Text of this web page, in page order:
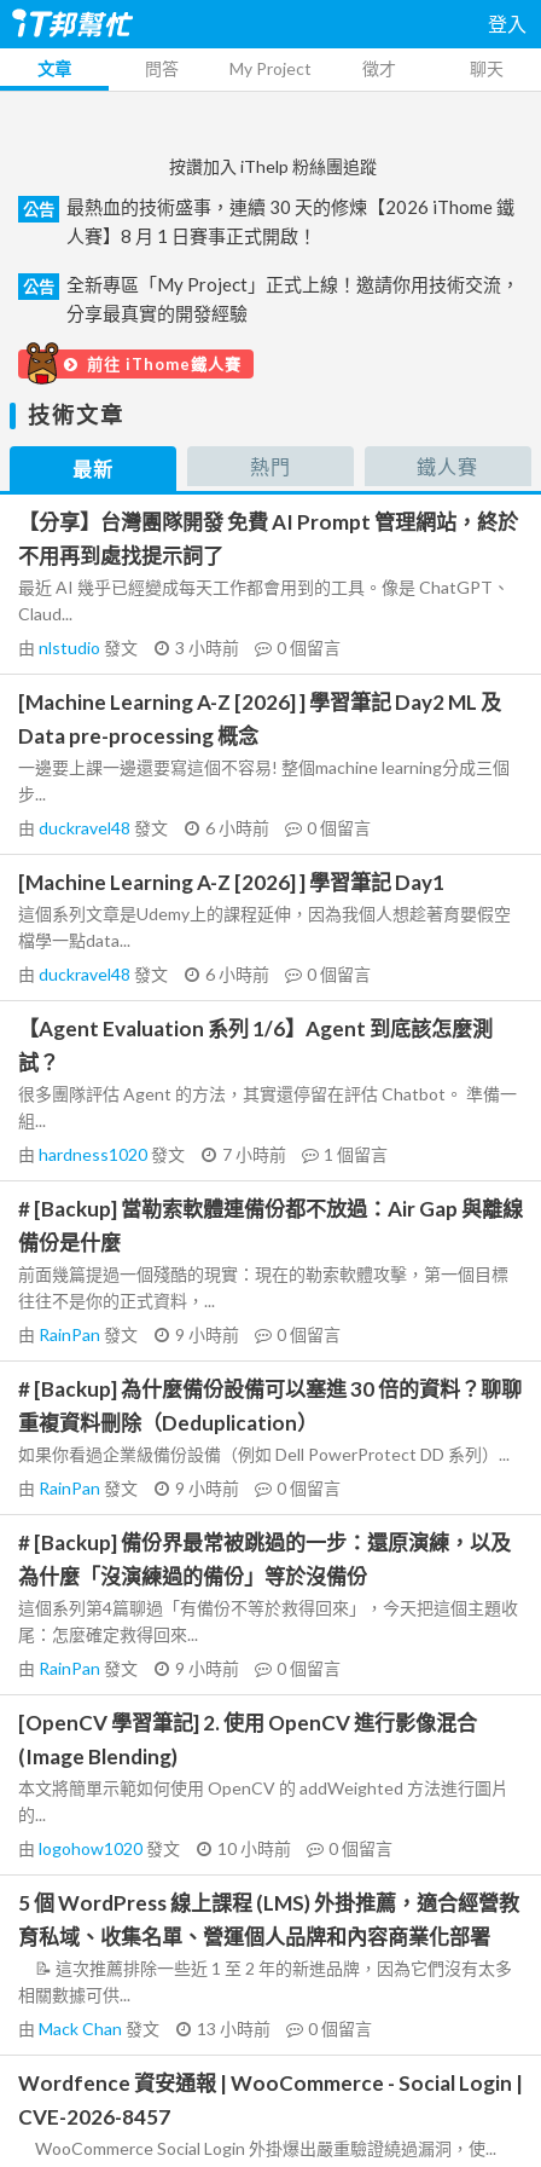
登入
文章 問答 My Project 徵才 聊天
按讚加入 iThelp 粉絲團追蹤
公告
最熱血的技術盛事，連續 30 天的修煉【2026 iThome 鐵
人賽】8 月 1 日賽事正式開啟！
公告
全新專區「My Project」正式上線！邀請你用技術交流，
分享最真實的開發經驗
前往 iThome鐵人賽
技術文章
最新 熱門 鐵人賽
【分享】台灣團隊開發 免費 AI Prompt 管理網站，終於
不用再到處找提示詞了
最近 AI 幾乎已經變成每天工作都會用到的工具。像是 ChatGPT、
Claud...
由 nlstudio 發文 3 小時前 0個留言
[Machine Learning A-Z [2026] ] 學習筆記 Day2 ML 及
Data pre-processing 概念
一邊要上課一邊還要寫這個不容易! 整個machine learning分成三個
步...
由 duckravel48 發文 6 小時前 0個留言
[Machine Learning A-Z [2026] ] 學習筆記 Day1
這個系列文章是Udemy上的課程延伸，因為我個人想趁著育嬰假空
檔學一點data...
由 duckravel48 發文 6 小時前 0個留言
【Agent Evaluation 系列 1/6】Agent 到底該怎麼測
試？
很多團隊評估 Agent 的方法，其實還停留在評估 Chatbot。 準備一
組...
由 hardness1020發文 7 小時前 1 個留言
# [Backup] 當勒索軟體連備份都不放過：Air Gap 與離線
備份是什麼
前面幾篇提過一個殘酷的現實：現在的勒索軟體攻擊，第一個目標
往往不是你的正式資料，...
由 RainPan 發文 9 小時前 0個留言
# [Backup] 為什麼備份設備可以塞進 30 倍的資料？聊聊
重複資料刪除（Deduplication）
如果你看過企業級備份設備（例如 Dell PowerProtect DD 系列）...
由 RainPan 發文 9 小時前 0個留言
# [Backup] 備份界最常被跳過的一步：還原演練，以及
為什麼「沒演練過的備份」等於沒備份
這個系列第4篇聊過「有備份不等於救得回來」，今天把這個主題收
尾：怎麼確定救得回來...
由 RainPan 發文 9 小時前 0個留言
[OpenCV 學習筆記] 2. 使用 OpenCV 進行影像混合
(Image Blending)
本文將簡單示範如何使用 OpenCV 的 addWeighted 方法進行圖片
的...
由 logohow1020發文 10 小時前 0個留言
5 個 WordPress 線上課程 (LMS) 外掛推薦，適合經營教
育私域、收集名單、營運個人品牌和內容商業化部署
📝 這次推薦排除一些近 1 至 2 年的新進品牌，因為它們沒有太多
相關數據可供...
由 Mack Chan 發文 13 小時前 0個留言
Wordfence 資安通報 | WooCommerce - Social Login |
CVE-2026-8457
WooCommerce Social Login 外掛爆出嚴重驗證繞過漏洞，使...